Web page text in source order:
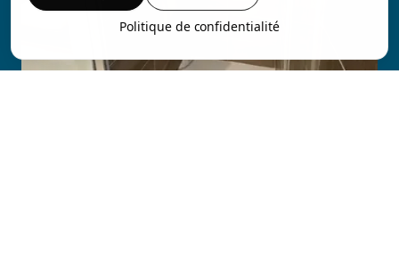
Politique de confidentialité